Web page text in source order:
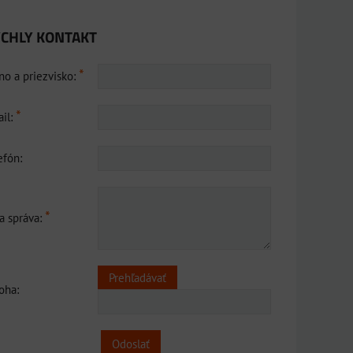
KONTAKT
a priezvisko: *
*
správa: *
Odoslať